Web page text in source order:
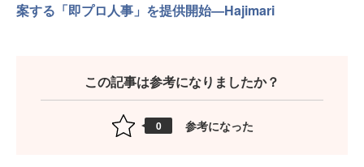
案する「即プロ人事」を提供開始—Hajimari
この記事は参考になりましたか？
0 参考になった